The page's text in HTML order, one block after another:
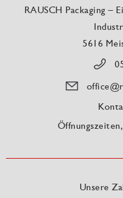
RAUSCH Packaging –
5616
Unsere